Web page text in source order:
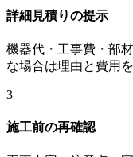
詳細見積りの提示
機器代・工事費・部
な場合は理由と費用
3
施工前の再確認